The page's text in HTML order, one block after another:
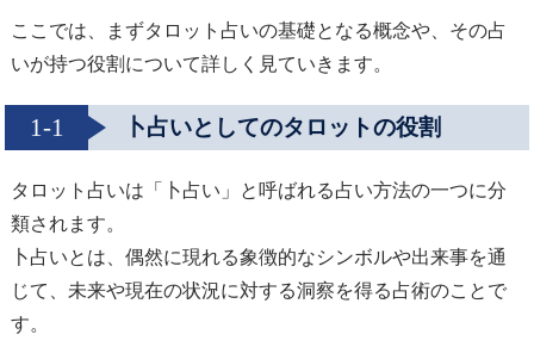
ここでは、まずタロット占いの基礎となる概念や、その占
いが持つ役割について詳しく見ていきます。
1-1 卜占いとしてのタロットの役割
タロット占いは「卜占い」と呼ばれる占い方法の一つに分
類されます。
卜占いとは、偶然に現れる象徴的なシンボルや出来事を通
じて、未来や現在の状況に対する洞察を得る占術のことで
す。